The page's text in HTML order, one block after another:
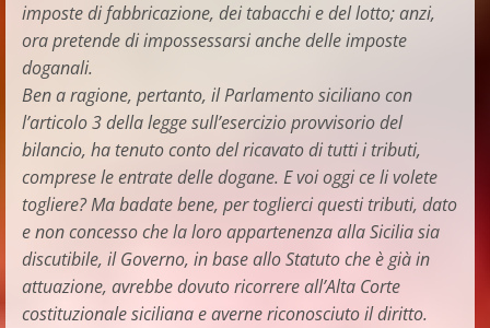
imposte di fabbricazione, dei tabacchi e del lotto; anzi,
ora pretende di impossessarsi anche delle imposte
doganali.
Ben a ragione, pertanto, il Parlamento siciliano con
l’articolo 3 della legge sull’esercizio provvisorio del
bilancio, ha tenuto conto del ricavato di tutti i tributi,
comprese le entrate delle dogane. E voi oggi ce li volete
togliere? Ma badate bene, per toglierci questi tributi, dato
e non concesso che la loro appartenenza alla Sicilia sia
discutibile, il Governo, in base allo Statuto che è già in
attuazione, avrebbe dovuto ricorrere all’Alta Corte
costituzionale siciliana e averne riconosciuto il diritto.